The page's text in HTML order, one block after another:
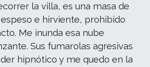
la villa, es una masa de
e hirviente, prohibido
Me inunda esa nube
Sus fumarolas agresivas
hipnótico y me quedo en la